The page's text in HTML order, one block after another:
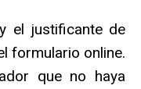
el justificante de
formulario online.
que no haya